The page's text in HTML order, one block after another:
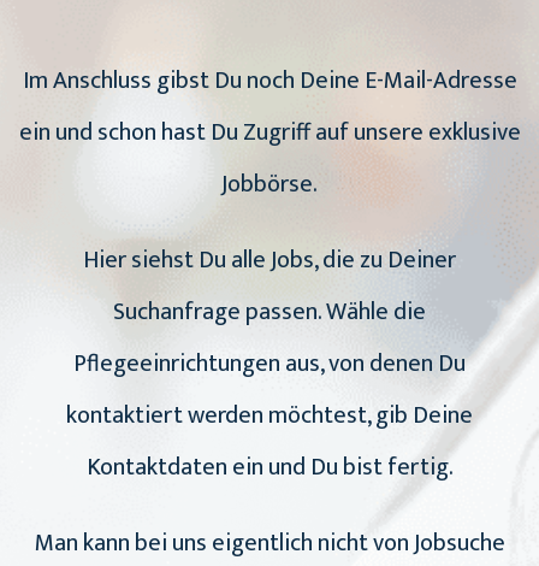
Im Anschluss gibst Du noch Deine E-Mail-Adresse
ein und schon hast Du Zugriff auf unsere exklusive
Jobbörse.
Hier siehst Du alle Jobs, die zu Deiner
Suchanfrage passen. Wähle die
Pflegeeinrichtungen aus, von denen Du
kontaktiert werden möchtest, gib Deine
Kontaktdaten ein und Du bist fertig.
Man kann bei uns eigentlich nicht von Jobsuche